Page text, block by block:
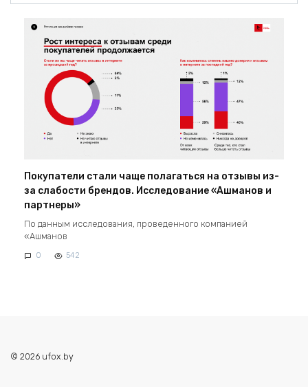
Покупатели стали чаще полагаться на отзывы из-
за слабости брендов. Исследование «Ашманов и
партнеры»
По данным исследования, проведенного компанией
«Ашманов
0 542
© 2026 ufox.by